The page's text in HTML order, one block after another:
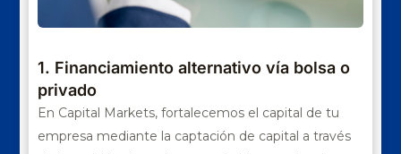
1. Financiamiento alternativo vía bolsa o
privado
En Capital Markets, fortalecemos el capital de tu
empresa mediante la captación de capital a través